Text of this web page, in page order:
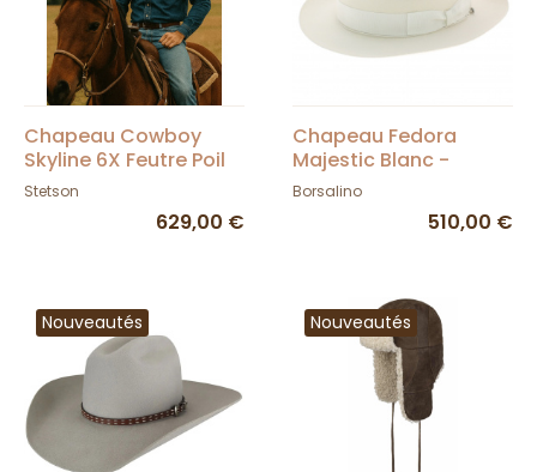
Chapeau Cowboy
Skyline 6X Feutre Poil
Noir - Stetson
Stetson
629,00 €
Chapeau Fedora
Majestic Blanc -
Borsalino
Borsalino
510,00 €
Nouveautés Nouveautés